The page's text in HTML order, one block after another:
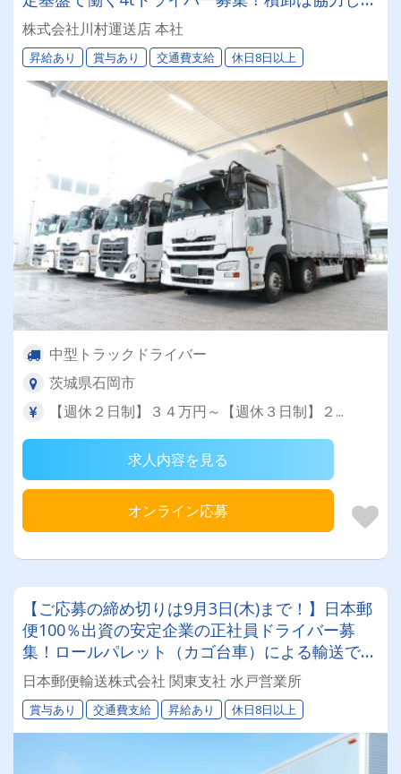
行うので体力的な負担少なめ☆将来的にキャリア
アップも可能★
株式会社川村運送店 本社
昇給あり 賞与あり 交通費支給 休日8日以上
中型トラックドライバー
茨城県石岡市
【週休２日制】３４万円～【週休３日制】２...
求人内容を見る
オンライン応募
【ご応募の締め切りは9月3日(木)まで！】日本郵
便100％出資の安定企業の正社員ドライバー募
集！ロールパレット（カゴ台車）による輸送で身
体的な負担も少ないため、女性ドライバーも活躍
中！
日本郵便輸送株式会社 関東支社 水戸営業所
賞与あり 交通費支給 昇給あり 休日8日以上